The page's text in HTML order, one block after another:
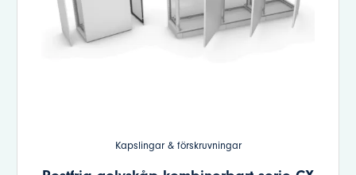
Kapslingar & förskruvningar